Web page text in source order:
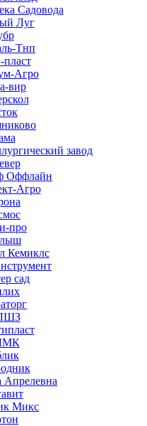
Садовода
Луг
Тнп
Агро
вир
завод
Оффлайн
Агро
про
Кемиклс
сад
Апрелевна
Микс